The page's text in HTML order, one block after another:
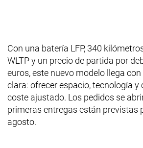
Con una batería LFP, 340
WLTP y un precio de partida por
euros, este nuevo modelo llega
clara: ofrecer espacio, tecnología y
coste ajustado. Los pedidos se
primeras entregas están previstas
agosto.